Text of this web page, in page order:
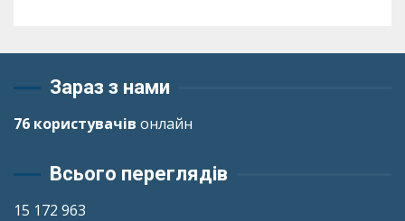
Зараз з нами
76 користувачів онлайн
Всього переглядів
15 172 963